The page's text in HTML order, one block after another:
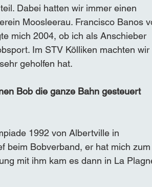
Dabei hatten wir immer einen
Moosleerau. Francisco Banos
mich 2004, ob ich als Anschieber
Im STV Kölliken machten wir
geholfen hat.
Bob die ganze Bahn gesteuert
1992 von Albertville in
beim Bobverband, er hat mich zum
mit ihm kam es dann in La